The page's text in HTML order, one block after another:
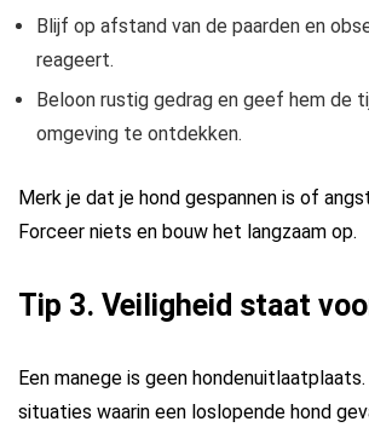
Blijf op afstand van de paarden en
reageert.
Beloon rustig gedrag en geef hem de
omgeving te ontdekken.
Merk je dat je hond gespannen is of
Forceer niets en bouw het langzaam op.
Tip 3. Veiligheid staat
Een manege is geen hondenuitlaatplaats.
situaties waarin een loslopende hond